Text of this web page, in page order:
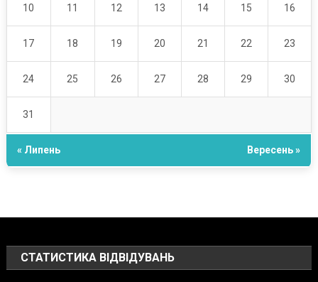
10 11 12 13 14 15 16
17 18 19 20 21 22 23
24 25 26 27 28 29 30
31
« Липень Вересень »
СТАТИСТИКА ВІДВІДУВАНЬ